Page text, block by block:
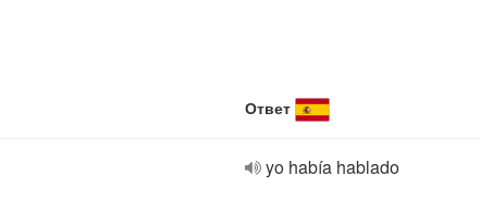
Ответ
yo había hablado